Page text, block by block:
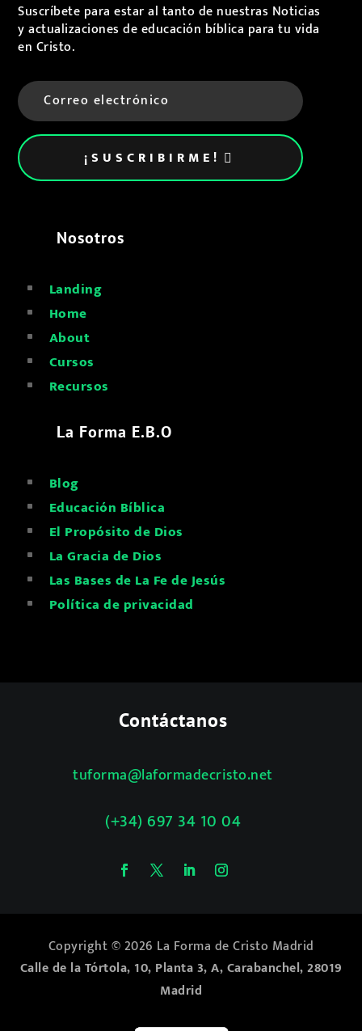
Suscríbete para estar al tanto de nuestras Noticias
y actualizaciones de educación bíblica para tu vida
en Cristo.
¡SUSCRIBIRME!
Nosotros
^ Landing
^ Home
^ About
^ Cursos
^ Recursos
La Forma E.B.O
^ Blog
^ Educación Bíblica
^ El Propósito de Dios
^ La Gracia de Dios
^ Las Bases de La Fe de Jesús
^ Política de privacidad
Contáctanos
tuforma@laformadecristo.net
(+34) 697 34 10 04
Copyright © 2026 La Forma de Cristo Madrid
Calle de la Tórtola, 10, Planta 3, A, Carabanchel, 28019
Madrid